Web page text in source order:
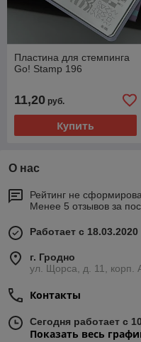
Пластина для стемпинга
Go! Stamp 196
11,20 руб.
Купить
О нас
Рейтинг не
Менее 5 отзывов за
Работает с 18.03.2020
г. Гродно
ул. Щорса, д. 11, корп.
Контакты
Сегодня работает с
Показать весь